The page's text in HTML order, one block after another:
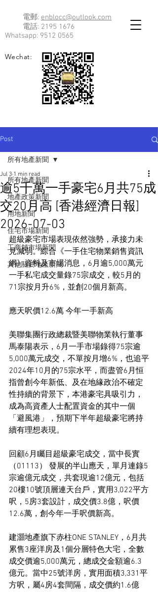
電郵: enblocc@outlook.com
電話: 2195 1676
Whatsapp: 9512 0565
Wechat:
Post
所有地產新聞
地產政策新聞
用地新聞
住宅市場新聞
工商舖市場新聞
其他關於地產新聞
所有地產新聞
逾5千萬一手豪宅6月共75成
交20月高 [香港經濟日報]
2026-07-03
Jul 3 1 min read
超級豪宅市場表現依然強勢，承接力未
見減弱。綜合《一手住宅物業銷售資訊
網》資料及市場消息，6月逾5,000萬元
一手私宅成交量錄75宗成交，較5月的
71宗按月升6%，並創20個月新高。
應天呎價12.6萬 今年一手新高
美聯集團行政總裁暨美聯物業執行董事
馬泰陽表示，6月一手市場錄得75宗逾
5,000萬元成交，不單按月增6%，也追平
2024年10月的75宗水平，而盡管6月恒
指曾創今年新低、及在地緣政治不確定
性持續的背景下，本港豪宅具吸引力，
成為高資產人士配置資金的其中一個
「避風港」，預期下半年超級豪宅將持
續有理想表現。
回顧6月矚目超級豪宅成交，當中長實
（01113） 發展的半山應天，單月連錄5
宗逾億元成交，共套現逾12億元，包括
20樓10號頂層連天台戶，實用3,022平方
呎，5房3套設計，成交價3.8億，呎價
12.6萬，創今年一手呎價新高。
建灝地產旗下赤柱ONE STANLEY，6月共
累售3座洋房及1個分層特色大宅，全數
成交價逾5,000萬元，總成交金額逾6.3
億元。當中25號洋房，實用面積3,331平
方呎，屬4房4套間隔，成交價約1.6億